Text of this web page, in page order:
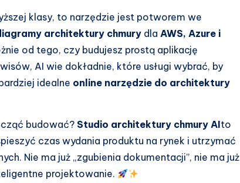
klasy, to narzędzie jest potworem we
architektury chmury dla AWS, Azure i
od tego, czy budujesz prostą aplikację
AI wie dokładnie, które usługi wybrać, by
idealne online narzędzie do architektury
budować? Studio architektury chmury AIto
czas wydania produktu na rynek i utrzymać
Nie ma już „zgubienia dokumentacji”, nie ma już
projektowanie.